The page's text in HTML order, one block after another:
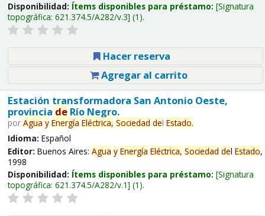
Disponibilidad: Ítems disponibles para préstamo: Signatura
topográfica: 621.374.5/A282/v.3 (1).
Hacer reserva
Agregar al carrito
Estación transformadora San Antonio Oeste,
provincia deRío Negro.
por Agua y Energía Eléctrica, Sociedad del Estado.
Idioma: Español
Editor: Buenos Aires: Agua y Energía Eléctrica, Sociedad del Estado,
1998
Disponibilidad: Ítems disponibles para préstamo: Signatura
topográfica: 621.374.5/A282/v.1 (1).